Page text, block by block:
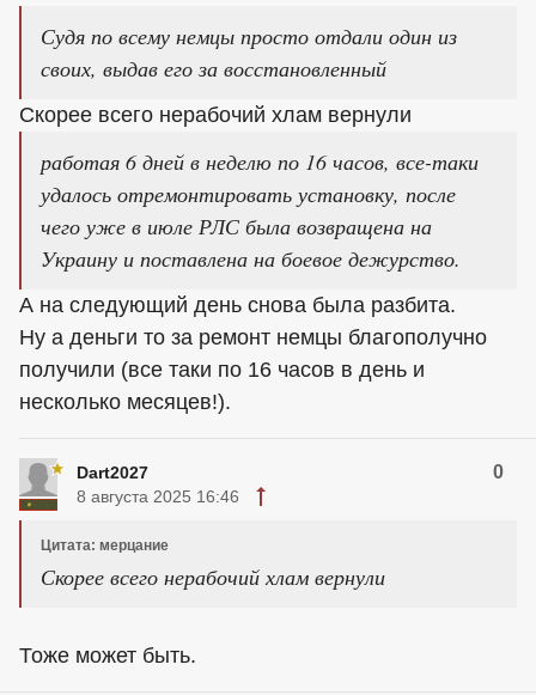
Судя по всему немцы просто отдали один из
своих, выдав его за восстановленный
Скорее всего нерабочий хлам вернули
работая 6 дней в неделю по 16 часов, все-таки
удалось отремонтировать установку, после
чего уже в июле РЛС была возвращена на
Украину и поставлена на боевое дежурство.
А на следующий день снова была разбита.
Ну а деньги то за ремонт немцы благополучно
получили (все таки по 16 часов в день и
несколько месяцев!).
Dart2027 0
8 августа 2025 16:46
Цитата: мерцание
Скорее всего нерабочий хлам вернули
Тоже может быть.